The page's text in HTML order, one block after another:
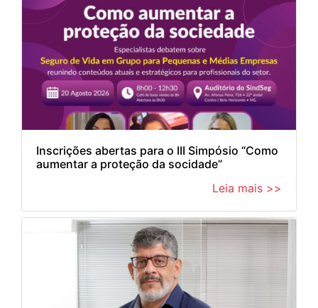
Inscrições abertas para o III Simpósio “Como
aumentar a proteção da socidade”
Leia mais >>